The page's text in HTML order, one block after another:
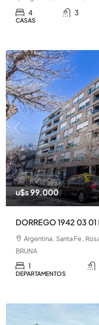
4 3
CASAS
u$s 99.000
DORREGO 1942 03 01
Argentina , Santa Fe ,
BRUNA
1
DEPARTAMENTOS